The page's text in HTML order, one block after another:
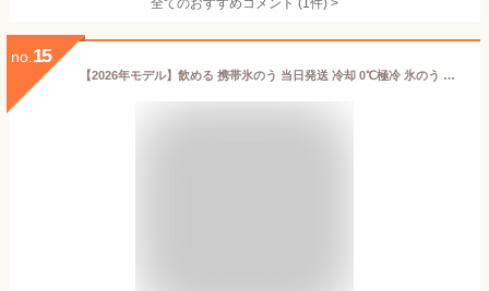
全てのおすすめコメント (1件) >
no. 15
【2026年モデル】飲める 携帯氷のう 当日発送 冷却 0℃極冷 氷のう 水筒 結露 しない ひょうのう 氷嚢 持ち運び シリコン 水筒型 軽量 携帯 ネッククーラー 首 冷やす 保冷 冷温ステ